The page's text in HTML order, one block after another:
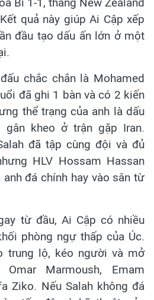
Bỉ 1-1, thắng New Zealand
quả này giúp Ai Cập xếp
đầu tạo dấu ấn lớn ở một
chắc chắn là Mohamed
đã ghi 1 bàn và có 2 kiến
thể trạng của anh là dấu
kheo ở trận gặp Iran.
đã tập cùng đội và đủ
HLV Hossam Hassan
đá chính hay vào sân từ
từ đầu, Ai Cập có nhiều
phòng ngự thấp của Úc.
trung lộ, kéo người và mở
Marmoush, Emam
Ziko. Nếu Salah không đá